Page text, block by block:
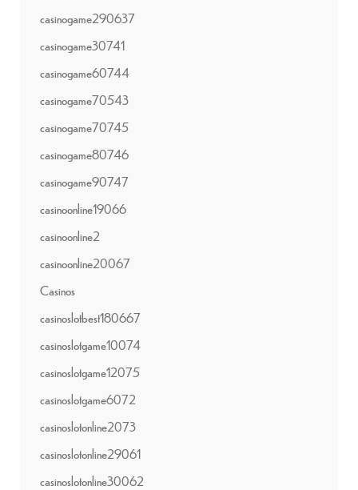
casinogame290637
casinogame30741
casinogame60744
casinogame70543
casinogame70745
casinogame80746
casinogame90747
casinoonline19066
casinoonline2
casinoonline20067
Casinos
casinoslotbest180667
casinoslotgame10074
casinoslotgame12075
casinoslotgame6072
casinoslotonline2073
casinoslotonline29061
casinoslotonline30062